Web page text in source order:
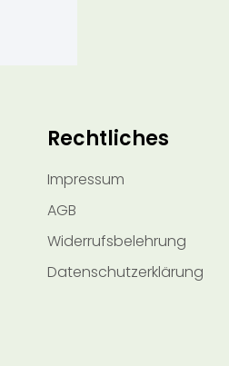
Rechtliches
Impressum
AGB
Widerrufsbelehrung
Datenschutzerklärung